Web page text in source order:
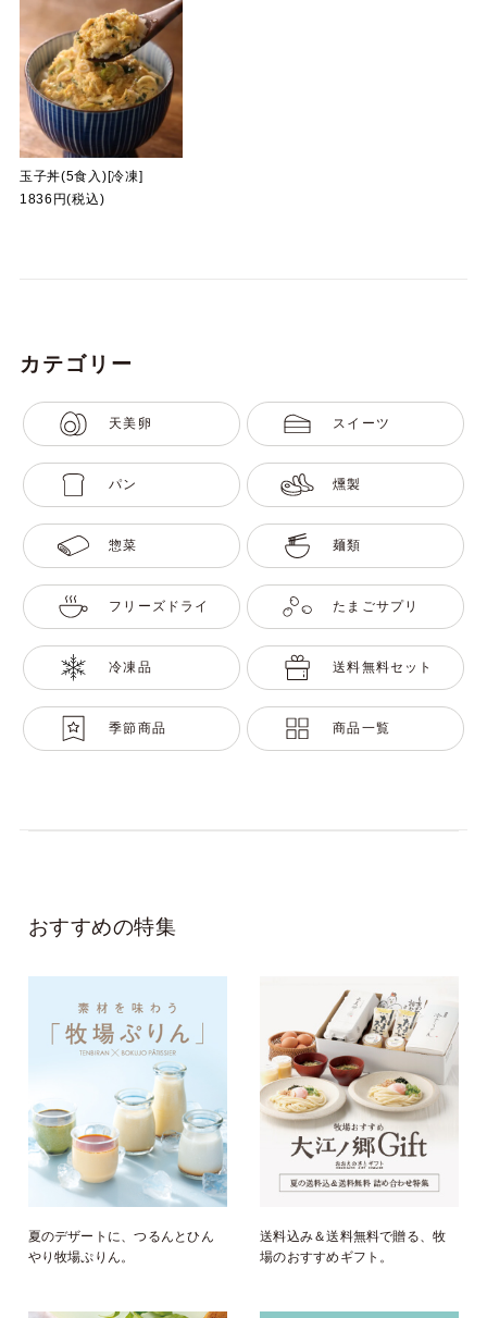
玉子丼(5食入)[冷凍]
1836円(税込)
カテゴリー
天美卵 スイーツ
パン 燻製
惣菜 麺類
フリーズドライ たまごサプリ
冷凍品 送料無料セット
季節商品 商品一覧
おすすめの特集
夏のデザートに、つるんとひん
やり牧場ぷりん。
送料込み＆送料無料で贈る、牧
場のおすすめギフト。